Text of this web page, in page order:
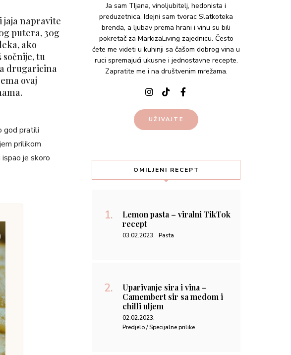
jaja napravite
putera, 30g
ako
sočnije, tu
drugaricina
ovaj
god pratili
prilikom
je skoro
Ja sam TIjana, vinoljubitelj, hedonista i
preduzetnica. Idejni sam tvorac Slatkoteka
brenda, a ljubav prema hrani i vinu su bili
pokretač za MarkizaLiving zajednicu. Često
ćete me videti u kuhinji sa čašom dobrog vina u
ruci spremajući ukusne i jednostavne recepte.
Zapratite me i na društvenim mrežama.
UŽIVAJTE
OMILJENI RECEPT
Lemon pasta – viralni TikTok
recept
03.02.2023. Pasta
Uparivanje sira i vina –
Camembert sir sa medom i
chilli uljem
02.02.2023.
Predjelo / Specijalne prilike